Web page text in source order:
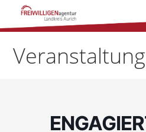
Landkreis